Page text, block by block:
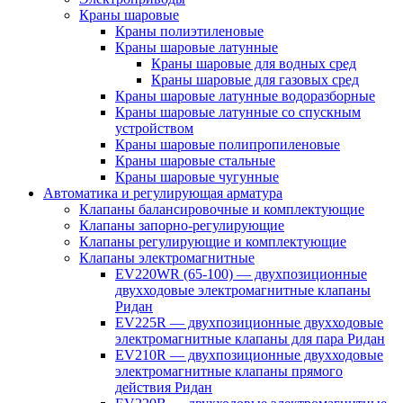
Краны шаровые
Краны полиэтиленовые
Краны шаровые латунные
Краны шаровые для водных сред
Краны шаровые для газовых сред
Краны шаровые латунные водоразборные
Краны шаровые латунные со спускным
устройством
Краны шаровые полипропиленовые
Краны шаровые стальные
Краны шаровые чугунные
Автоматика и регулирующая арматура
Клапаны балансировочные и комплектующие
Клапаны запорно-регулирующие
Клапаны регулирующие и комплектующие
Клапаны электромагнитные
EV220WR (65-100) — двухпозиционные
двухходовые электромагнитные клапаны
Ридан
EV225R — двухпозиционные двухходовые
электромагнитные клапаны для пара Ридан
EV210R — двухпозиционные двухходовые
электромагнитные клапаны прямого
действия Ридан